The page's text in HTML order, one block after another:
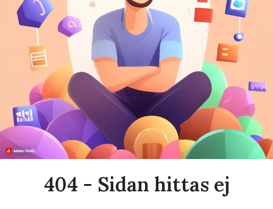
404 - Sidan hittas ej